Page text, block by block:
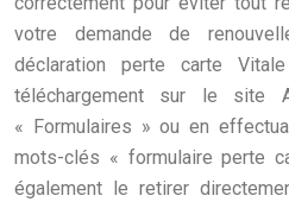
votre demande de
déclaration perte carte
téléchargement sur le site
« Formulaires » ou en
mots-clés « formulaire perte
également le retirer